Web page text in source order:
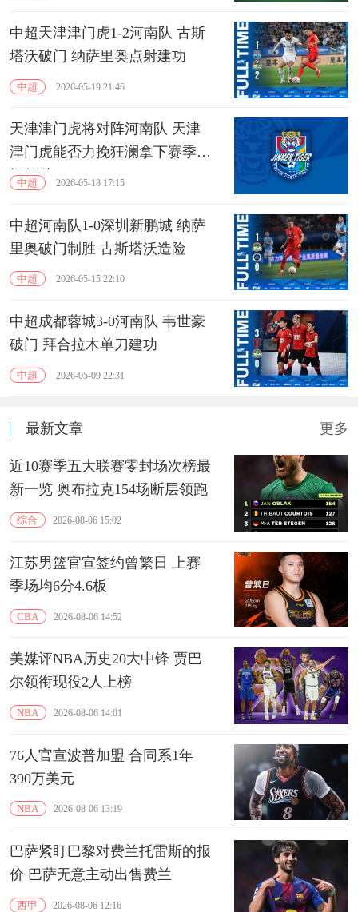
中超天津津门虎1-2河南队 古斯
塔沃破门 纳萨里奥点射建功
中超 2026-05-19 21:46
天津津门虎将对阵河南队 天津
津门虎能否力挽狂澜拿下赛季主
场首胜
中超 2026-05-18 17:15
中超河南队1-0深圳新鹏城 纳萨
里奥破门制胜 古斯塔沃造险
中超 2026-05-15 22:10
中超成都蓉城3-0河南队 韦世豪
破门 拜合拉木单刀建功
中超 2026-05-09 22:31
最新文章 更多
近10赛季五大联赛零封场次榜最
新一览 奥布拉克154场断层领跑
综合 2026-08-06 15:02
江苏男篮官宣签约曾繁日 上赛
季场均6分4.6板
CBA 2026-08-06 14:52
美媒评NBA历史20大中锋 贾巴
尔领衔现役2人上榜
NBA 2026-08-06 14:01
76人官宣波普加盟 合同系1年
390万美元
NBA 2026-08-06 13:19
巴萨紧盯巴黎对费兰托雷斯的报
价 巴萨无意主动出售费兰
西甲 2026-08-06 12:16